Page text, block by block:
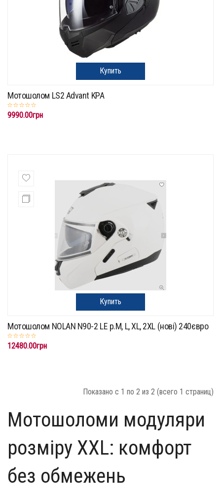
Купить
Мотошолом LS2 Advant KPA
9990.00грн
Купить
Мотошолом NOLAN N90-2 LE p.M, L, XL, 2XL (нові) 240євро
12480.00грн
Показано с 1 по 2 из 2 (всего 1 страниц)
Мотошоломи модуляри
розміру XXL: комфорт
без обмежень